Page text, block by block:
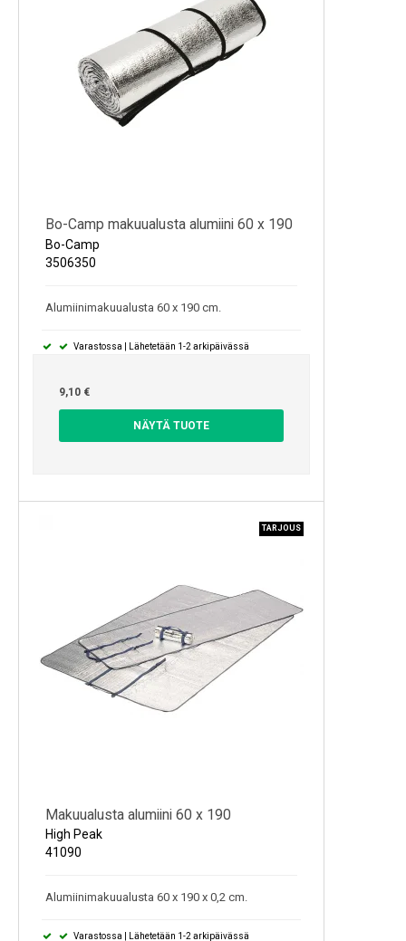
Bo-Camp makuualusta alumiini 60 x 190
Bo-Camp
3506350
Alumiinimakuualusta 60 x 190 cm.
Varastossa | Lähetetään 1-2 arkipäivässä
9,10 €
NÄYTÄ TUOTE
TARJOUS
Makuualusta alumiini 60 x 190
High Peak
41090
Alumiinimakuualusta 60 x 190 x 0,2 cm.
Varastossa | Lähetetään 1-2 arkipäivässä